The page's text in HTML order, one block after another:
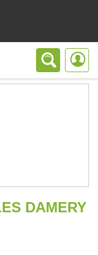
DAMERY